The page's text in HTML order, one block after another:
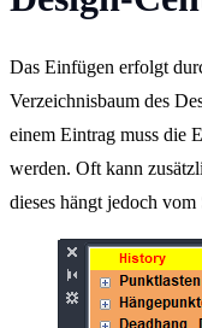
Das Einfügen erfolgt
Verzeichnisbaum des
einem Eintrag muss die
werden. Oft kann
dieses hängt jedoch vom